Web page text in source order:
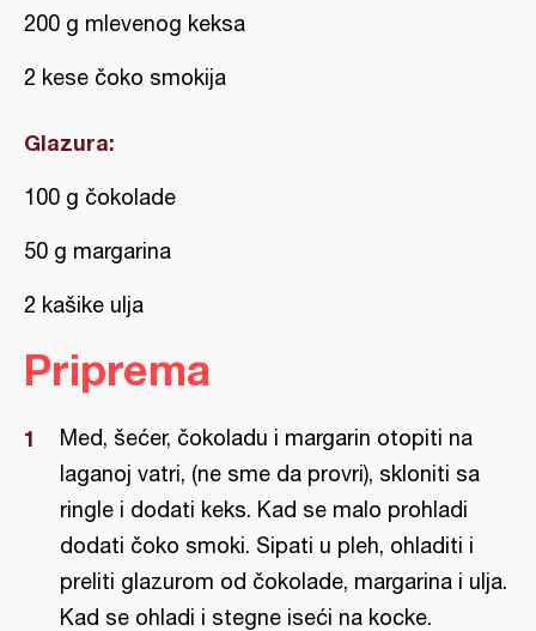
200 g mlevenog keksa
2 kese čoko smokija
Glazura:
100 g čokolade
50 g margarina
2 kašike ulja
Priprema
Med, šećer, čokoladu i margarin otopiti na
laganoj vatri, (ne sme da provri), skloniti sa
ringle i dodati keks. Kad se malo prohladi
dodati čoko smoki. Sipati u pleh, ohladiti i
preliti glazurom od čokolade, margarina i ulja.
Kad se ohladi i stegne iseći na kocke.